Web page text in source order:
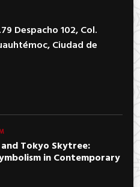
Despacho 102, Col.
Ciudad de
Tokyo Skytree:
in Contemporary